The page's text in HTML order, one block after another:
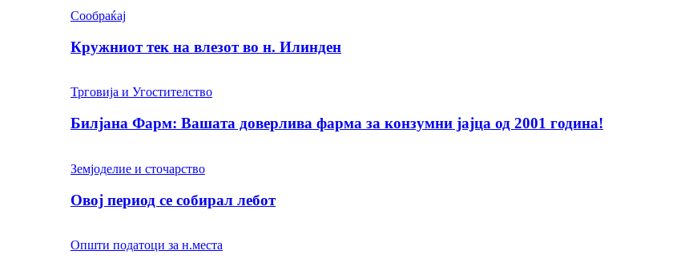
Сообраќај
Кружниот тек на влезот во н. Илинден
Трговија и Угостителство
Билјана Фарм: Вашата доверлива фарма за конзумни јајца од 2001 година!
Земјоделие и сточарство
Овој период се собирал лебот
Општи податоци за н.места